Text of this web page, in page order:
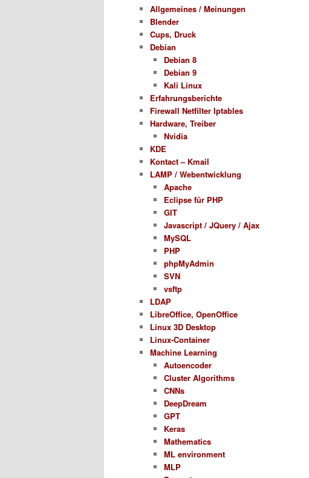
Allgemeines / Meinungen
Blender
Cups, Druck
Debian
Debian 8
Debian 9
Kali Linux
Erfahrungsberichte
Firewall Netfilter Iptables
Hardware, Treiber
Nvidia
KDE
Kontact – Kmail
LAMP / Webentwicklung
Apache
Eclipse für PHP
GIT
Javascript / JQuery / Ajax
MySQL
PHP
phpMyAdmin
SVN
vsftp
LDAP
LibreOffice, OpenOffice
Linux 3D Desktop
Linux-Container
Machine Learning
Autoencoder
Cluster Algorithms
CNNs
DeepDream
GPT
Keras
Mathematics
ML environment
MLP